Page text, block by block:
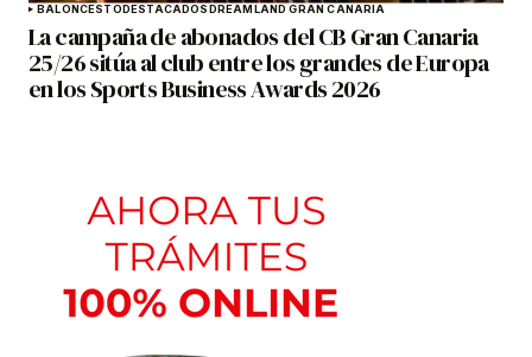
BALONCESTODESTACADOSDREAMLAND GRAN CANARIA
La campaña de abonados del CB Gran Canaria
25/26 sitúa al club entre los grandes de Europa
en los Sports Business Awards 2026